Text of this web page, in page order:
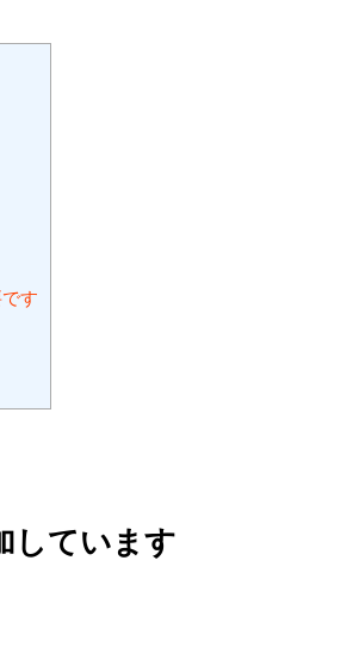
す
しています